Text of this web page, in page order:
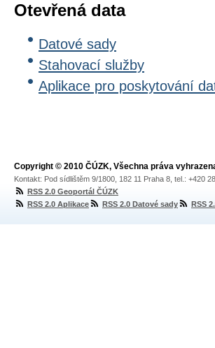
Otevřená data
Datové sady
Stahovací služby
Aplikace pro poskytování
Copyright © 2010 ČÚZK, Všechna práva
Kontakt: Pod sídlištěm 9/1800, 182 11 Praha 8, tel.: +420
RSS 2.0 Geoportál ČÚZK
RSS 2.0 Aplikace
RSS 2.0 Datové sady RSS